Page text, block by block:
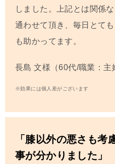
しました。上記とは関係
通わせて頂き、毎日とて
も助かってます。
長島 文様（60代/職業：主
※効果には個人差がございます
「膝以外の悪さも考
事が分かりました」